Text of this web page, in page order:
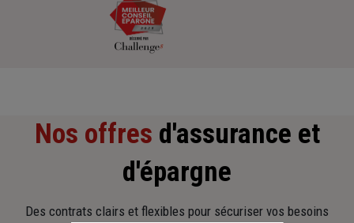
Nos offres d'assurance et
d'épargne
Des contrats clairs et flexibles pour sécuriser vos besoins